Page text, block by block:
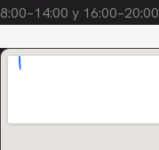
8:00–14:00 y 16:00–20:00